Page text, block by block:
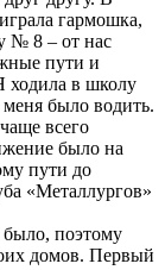
гармошка,
№ 8 – от нас
пути и
ходила в школу
было водить.
всего
было на
пути до
«Металлургов»
поэтому
домов. Первый